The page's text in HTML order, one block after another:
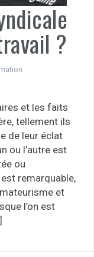
?
et les faits
tellement ils
de leur éclat
ou l’autre est
ou
remarquable,
et
l’on est